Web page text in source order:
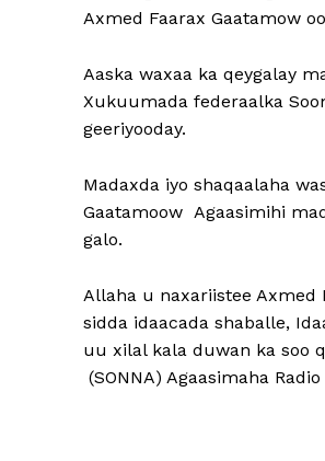
Axmed Faarax Gaatamow
Aaska waxaa ka qeygalay
Xukuumada federaalka
geeriyooday.
Madaxda iyo shaqaalaha
Gaatamoow Agaasimihi
galo.
Allaha u naxariistee Axmed
sidda idaacada shaballe,
uu xilal kala duwan ka soo
(SONNA) Agaasimaha